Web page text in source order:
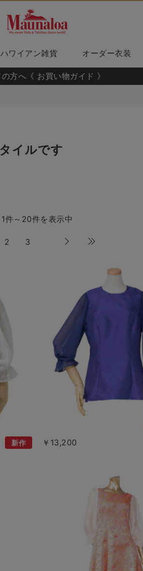
ハワイアン雑貨 オーダー衣装
方へ《 お買い物ガイド 》
イルです
1件～20件を表示中
2 3
新作 ￥13,200